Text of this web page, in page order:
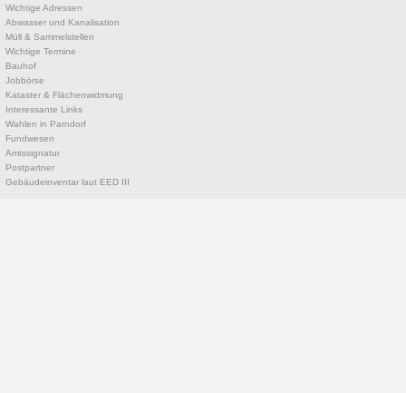
Wichtige Adressen
Abwasser und Kanalisation
Müll & Sammelstellen
Wichtige Termine
Bauhof
Jobbörse
Kataster & Flächenwidmung
Interessante Links
Wahlen in Parndorf
Fundwesen
Amtssignatur
Postpartner
Gebäudeinventar laut EED III